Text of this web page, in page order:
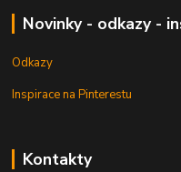
Novinky - odkazy -
Odkazy
Inspirace na Pinterestu
Kontakty